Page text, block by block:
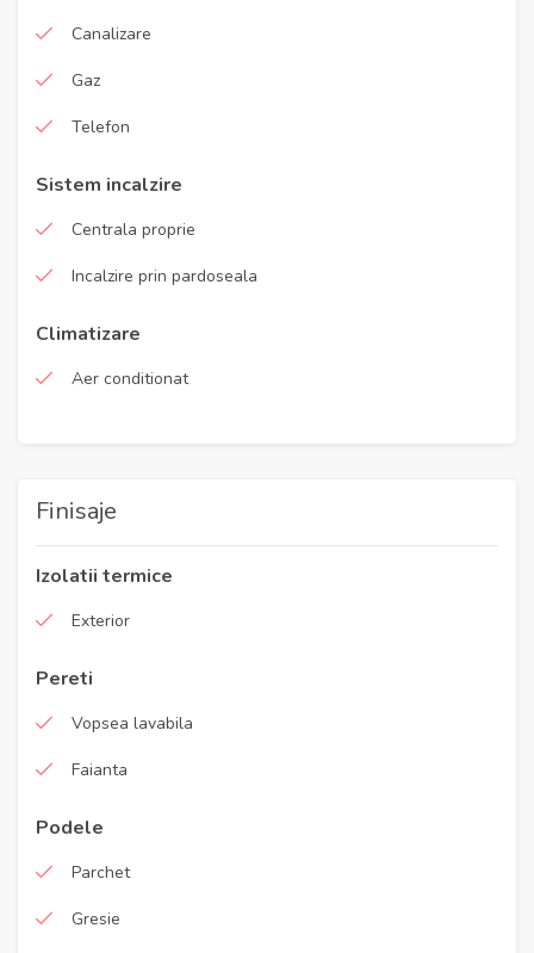
Canalizare
Gaz
Telefon
Sistem incalzire
Centrala proprie
Incalzire prin pardoseala
Climatizare
Aer conditionat
Finisaje
Izolatii termice
Exterior
Pereti
Vopsea lavabila
Faianta
Podele
Parchet
Gresie